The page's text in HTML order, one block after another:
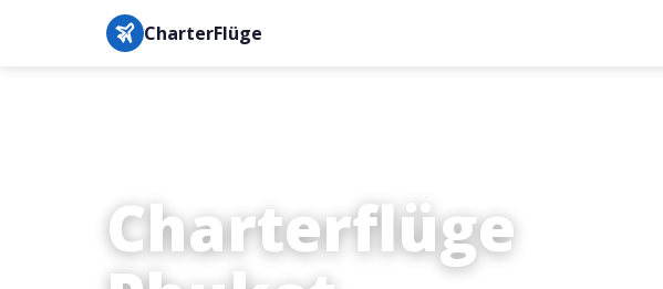
CharterFlüge
Charterflüge